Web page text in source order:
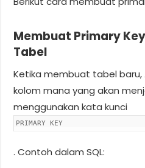
Membuat Primary
Tabel
Ketika membuat tabel baru,
kolom mana yang akan
menggunakan kata kunci
PRIMARY KEY
. Contoh dalam SQL: